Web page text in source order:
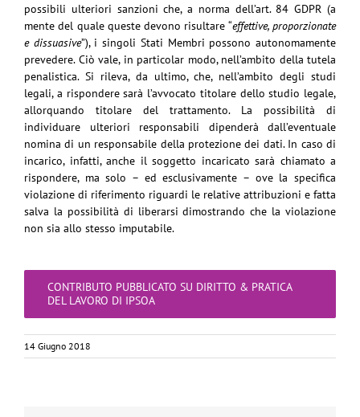
possibili ulteriori sanzioni che, a norma dell’art. 84 GDPR (a
mente del quale queste devono risultare “effettive, proporzionate
e dissuasive”), i singoli Stati Membri possono autonomamente
prevedere. Ciò vale, in particolar modo, nell’ambito della tutela
penalistica. Si rileva, da ultimo, che, nell’ambito degli studi
legali, a rispondere sarà l’avvocato titolare dello studio legale,
allorquando titolare del trattamento. La possibilità di
individuare ulteriori responsabili dipenderà dall’eventuale
nomina di un responsabile della protezione dei dati. In caso di
incarico, infatti, anche il soggetto incaricato sarà chiamato a
rispondere, ma solo – ed esclusivamente – ove la specifica
violazione di riferimento riguardi le relative attribuzioni e fatta
salva la possibilità di liberarsi dimostrando che la violazione
non sia allo stesso imputabile.
CONTRIBUTO PUBBLICATO SU DIRITTO & PRATICA
DEL LAVORO DI IPSOA
14 Giugno 2018